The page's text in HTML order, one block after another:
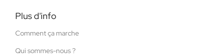
Plus d'info
Comment ça marche
Qui sommes-nous ?